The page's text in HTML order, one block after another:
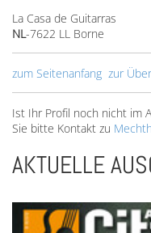
La Casa de Guitarras
NL-7622 LL Borne
zum Seitenanfang zur
Ist Ihr Profil noch nicht im
Sie bitte Kontakt zu
AKTUELLE